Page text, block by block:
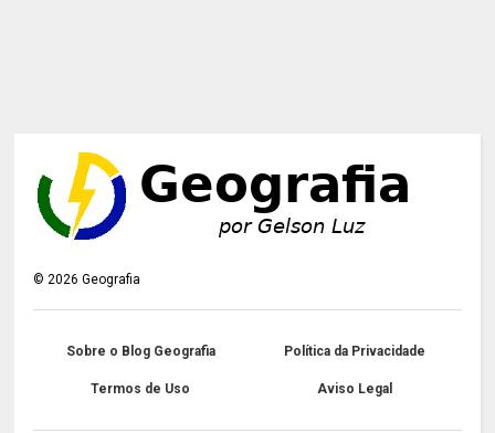
©2026 Geografia
Sobre o Blog Geografia Política da Privacidade
Termos de Uso Aviso Legal